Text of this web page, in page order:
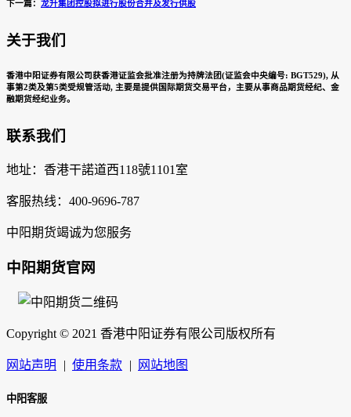
下一篇： 龙升集团控股拟进行股份合并及发行供股
关于我们
香港中阳证券有限公司获香港证监会批准注册为持牌法团(证监会中央编号: BGT529), 从
事第2类及第5类受规管活动, 主要是提供国际期货交易平台，主要从事商品期货经纪、金
融期货经纪业务。
联系我们
地址：香港干諾道西118號1101室
客服热线：400-9696-787
中阳期货竭诚为您服务
中阳期货官网
Copyright © 2021 香港中阳证券有限公司版权所有
网站声明 | 使用条款 | 网站地图
中阳客服